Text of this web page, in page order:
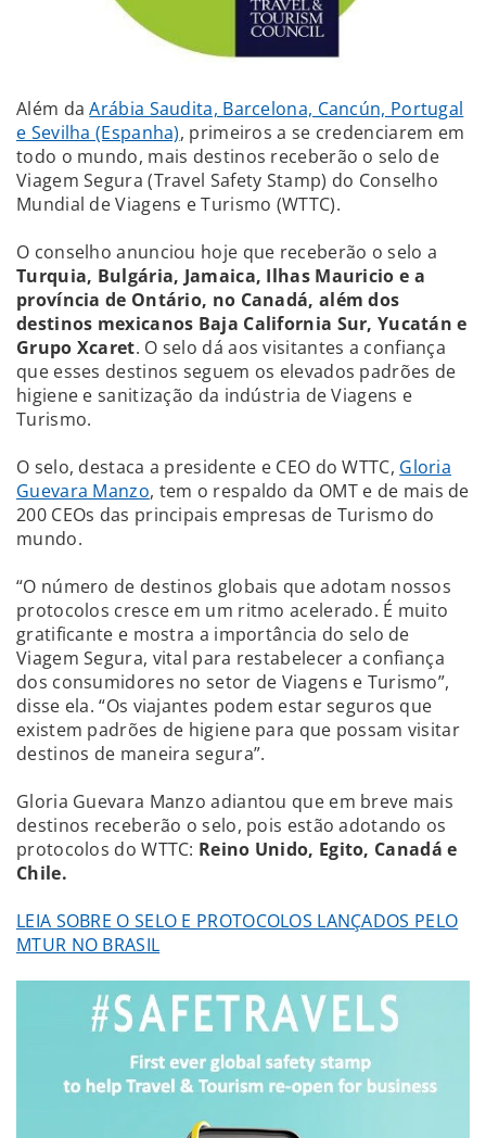
Além daArábia Saudita, Barcelona, Cancún, Portugal
e Sevilha (Espanha), primeiros a se credenciarem em
todo o mundo, mais destinos receberão o selo de
Viagem Segura (Travel Safety Stamp) do Conselho
Mundial de Viagens e Turismo (WTTC).
O conselho anunciou hoje que receberão o selo a
Turquia, Bulgária, Jamaica, Ilhas Mauricio e a
província de Ontário, no Canadá, além dos
destinos mexicanos Baja California Sur, Yucatán e
Grupo Xcaret. O selo dá aos visitantes a confiança
que esses destinos seguem os elevados padrões de
higiene e sanitização da indústria de Viagens e
Turismo.
O selo, destaca a presidente e CEO do WTTC, Gloria
Guevara Manzo, tem o respaldo da OMT e de mais de
200 CEOs das principais empresas de Turismo do
mundo.
“O número de destinos globais que adotam nossos
protocolos cresce em um ritmo acelerado. É muito
gratificante e mostra a importância do selo de
Viagem Segura, vital para restabelecer a confiança
dos consumidores no setor de Viagens e Turismo”,
disse ela. “Os viajantes podem estar seguros que
existem padrões de higiene para que possam visitar
destinos de maneira segura”.
Gloria Guevara Manzo adiantou que em breve mais
destinos receberão o selo, pois estão adotando os
protocolos do WTTC: Reino Unido, Egito, Canadá e
Chile.
LEIA SOBRE O SELO E PROTOCOLOS LANÇADOS PELO
MTUR NO BRASIL